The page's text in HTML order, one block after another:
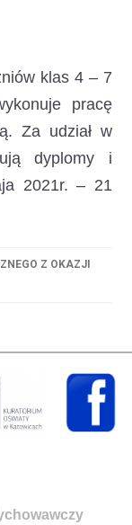
klas 4 – 7
pracę
Za udział w
dyplomy i
2021r. – 21
Z OKAZJI